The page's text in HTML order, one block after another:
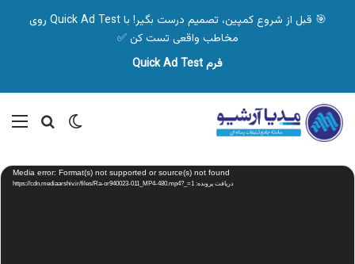
🎯 قبل از شروع کمپین، تصمیم درست بگیر! با Quick Ad Test روی
مخاطب واقعی تست کن ✅
فرم Quick Ad Test
تغییر پوسته
نمایشگر
ویدیو Media error: Format(s) not supported or source(s) not found
دریافت پرونده: https://cdn.mediaarshiv.ir/files/Ra-or940023-011_MP4-480.mp4?_=1